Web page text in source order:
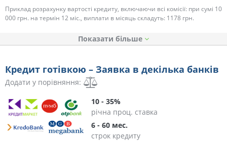
Приклад розрахунку вартості кредиту, включаючи всі комісії: при сумі 10
000 грн. на термін 12 міс., виплати в місяць складуть: 1178 грн.
Показати
Кредит готівкою – Заявка в декілька банків
Додати у порівняння:
10 - 35%
річна проц. ставка
6 - 60 мес.
строк кредиту